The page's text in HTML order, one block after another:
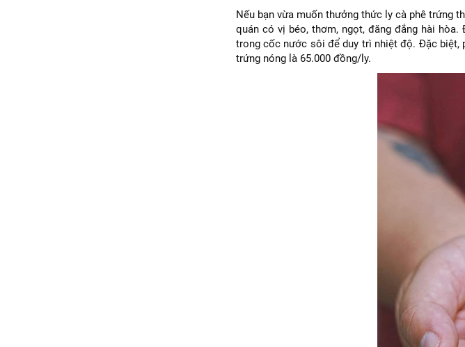
Nếu bạn vừa muốn thưởng thức ly cà phê trứng
quán có vị béo, thơm, ngọt, đăng đắng hài
trong cốc nước sôi để duy trì nhiệt độ. Đặc biệt,
trứng nóng là 65.000 đồng/ly.